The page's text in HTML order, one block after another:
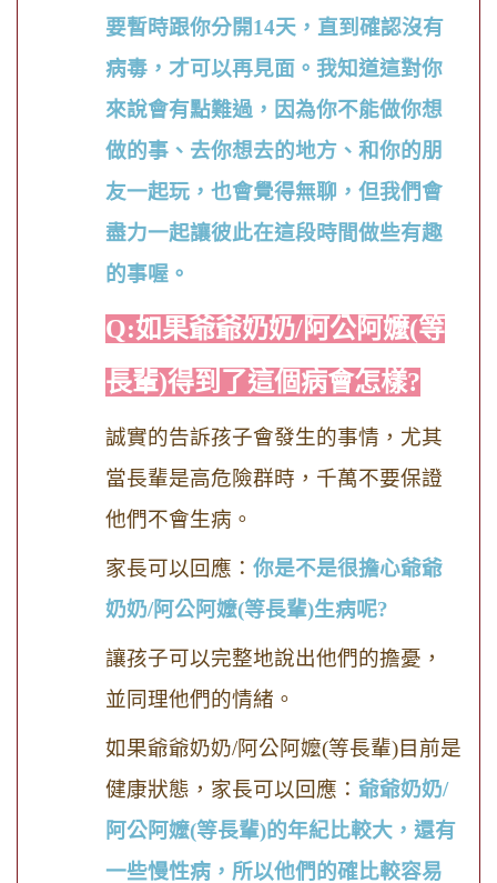
要暫時跟你分開14天，直到確認沒有
病毒，才可以再見面。我知道這對你
來說會有點難過，因為你不能做你想
做的事、去你想去的地方、和你的朋
友一起玩，也會覺得無聊，但我們會
盡力一起讓彼此在這段時間做些有趣
的事喔。
Q:如果爺爺奶奶/阿公阿嬤(等
長輩)得到了這個病會怎樣?
誠實的告訴孩子會發生的事情，尤其
當長輩是高危險群時，千萬不要保證
他們不會生病。
家長可以回應： 你是不是很擔心爺爺
奶奶/阿公阿嬤(等長輩)生病呢?
讓孩子可以完整地說出他們的擔憂，
並同理他們的情緒。
如果爺爺奶奶/阿公阿嬤(等長輩)目前是
健康狀態，家長可以回應： 爺爺奶奶/
阿公阿嬤(等長輩)的年紀比較大，還有
一些慢性病，所以他們的確比較容易